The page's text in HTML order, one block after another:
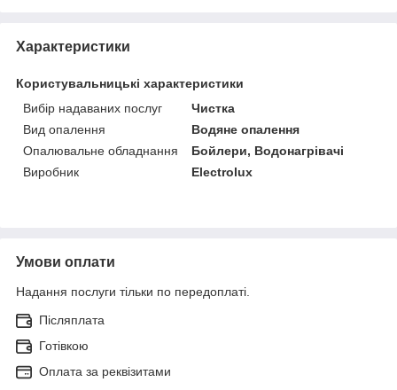
Характеристики
Користувальницькі характеристики
Вибір надаваних послуг
Чистка
Вид опалення
Водяне опалення
Опалювальне обладнання
Бойлери, Водонагрівачі
Виробник
Electrolux
Умови оплати
Надання послуги тільки по передоплаті.
Післяплата
Готівкою
Оплата за реквізитами